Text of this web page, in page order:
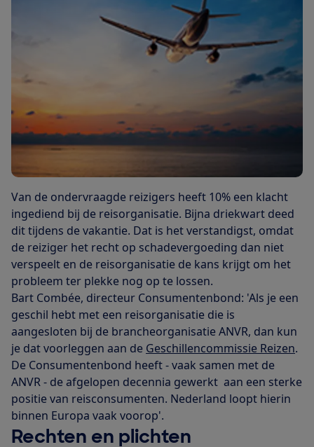
Van de ondervraagde reizigers heeft 10% een klacht
ingediend bij de reisorganisatie. Bijna driekwart deed
dit tijdens de vakantie. Dat is het verstandigst, omdat
de reiziger het recht op schadevergoeding dan niet
verspeelt en de reisorganisatie de kans krijgt om het
probleem ter plekke nog op te lossen.
Bart Combée, directeur Consumentenbond: 'Als je een
geschil hebt met een reisorganisatie die is
aangesloten bij de brancheorganisatie ANVR, dan kun
je dat voorleggen aan de Geschillencommissie Reizen.
De Consumentenbond heeft - vaak samen met de
ANVR - de afgelopen decennia gewerkt aan een sterke
positie van reisconsumenten. Nederland loopt hierin
binnen Europa vaak voorop'.
Rechten en plichten